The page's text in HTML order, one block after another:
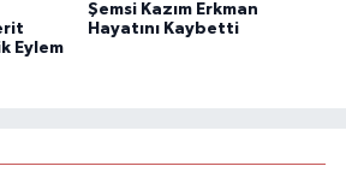
Eylem
Şemsi Kazım Erkman
Hayatını Kaybetti